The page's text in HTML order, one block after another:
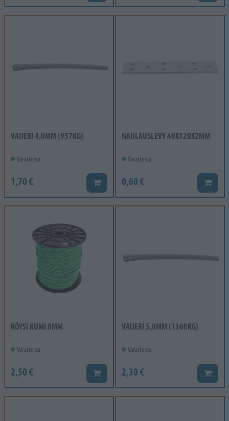
VAIJERI 4,0MM (957KG)
Varastossa
1,70 € Lisää koriin
NAULAUSLEVY 40X120X2MM
Varastossa
0,60 € Lisää
KÖYSI KUMI 8MM
Varastossa
2,50 € Lisää koriin
VAIJERI 5,0MM (1360KG)
Varastossa
2,30 € Lisää